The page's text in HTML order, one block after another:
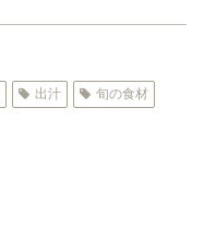
出汁 旬の食材